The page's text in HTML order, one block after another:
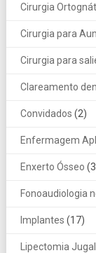
Cirurgia
Cirurgia para
Cirurgia para
Clareamento
Convidados (2)
Enfermagem
Enxerto Ósseo
Fonoaudiologia
Implantes (17)
Lipectomia